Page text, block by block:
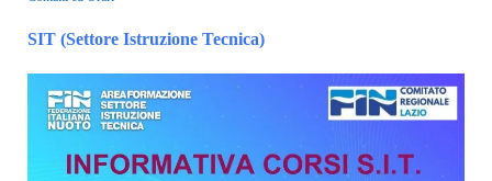
SIT (Settore Istruzione Tecnica)